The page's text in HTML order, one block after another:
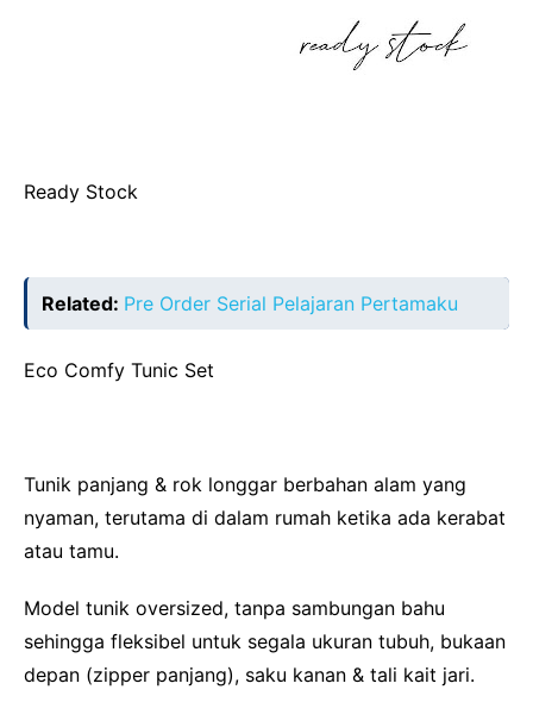
Ready Stock
Related: Pre Order Serial Pelajaran Pertamaku
Eco Comfy Tunic Set
Tunik panjang & rok longgar berbahan alam yang
nyaman, terutama di dalam rumah ketika ada kerabat
atau tamu.
Model tunik oversized, tanpa sambungan bahu
sehingga fleksibel untuk segala ukuran tubuh, bukaan
depan (zipper panjang), saku kanan & tali kait jari.